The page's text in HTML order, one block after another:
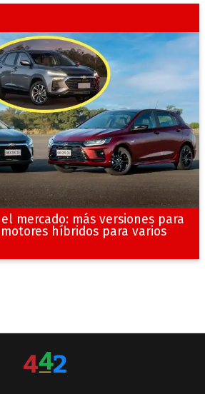
mercado: más versiones para
híbridos para varios